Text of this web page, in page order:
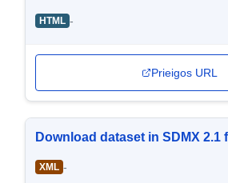
HTML -
Prieigos URL
Download dataset in SDMX 2.1
XML -